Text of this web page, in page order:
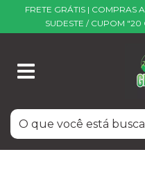
FRETE GRÁTIS | COMPRAS
SUDESTE / CUPOM